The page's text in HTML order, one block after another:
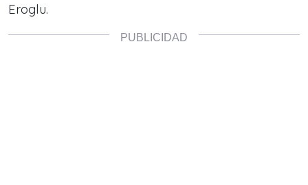
Eroglu.